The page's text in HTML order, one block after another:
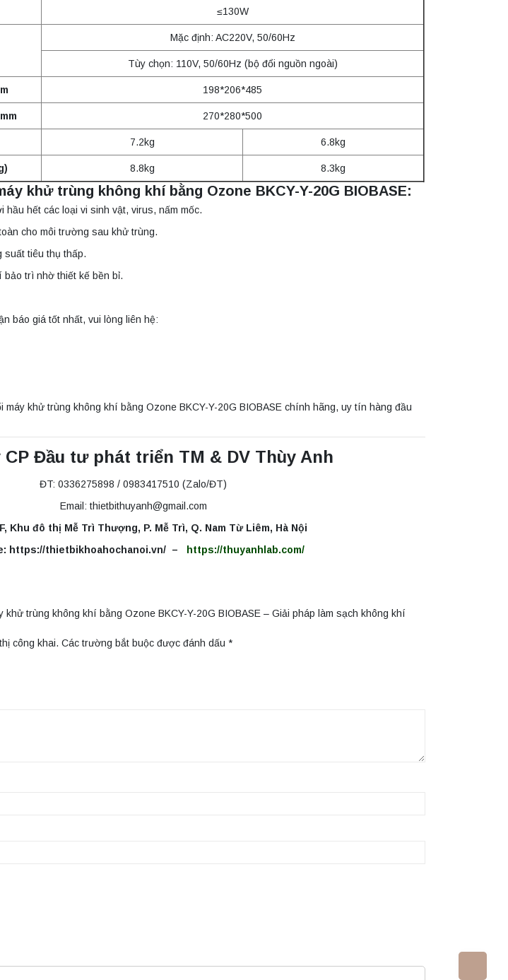
≤130W
Mặc định: AC220V, 50/60Hz
Tùy chọn: 110V, 50/60Hz (bộ đổi nguồn ngoài)
198*206*485
270*280*500
7.2kg 6.8kg
8.8kg 8.3kg
khử trùng không khí bằng Ozone BKCY-Y-20G BIOBASE:
hầu hết các loại vi sinh vật, virus, nấm mốc.
cho môi trường sau khử trùng.
suất tiêu thụ thấp.
bảo trì nhờ thiết kế bền bỉ.
báo giá tốt nhất, vui lòng liên hệ:
máy khử trùng không khí bằng Ozone BKCY-Y-20G BIOBASE chính hãng, uy tín hàng đầu
CP Đầu tư phát triển TM & DV Thùy Anh
ĐT: 0336275898 / 0983417510 (Zalo/ĐT)
Email: thietbithuyanh@gmail.com
Khu đô thị Mễ Trì Thượng, P. Mễ Trì, Q. Nam Từ Liêm, Hà Nội
https://thietbikhoahochanoi.vn/ –
https://thuyanhlab.com/
khử trùng không khí bằng Ozone BKCY-Y-20G BIOBASE – Giải pháp làm sạch không khí
công khai. Các trường bắt buộc được đánh dấu*